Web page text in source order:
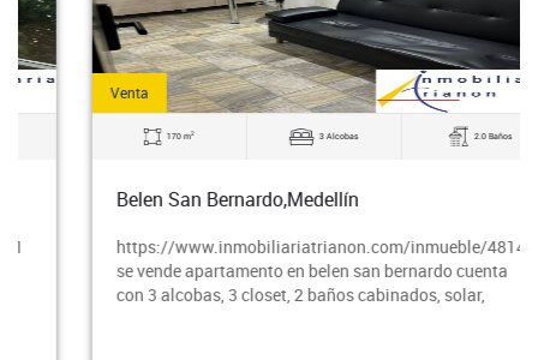
3 Alcobas 2.0 Baños
Belen San Bernardo,Medellín
https://www.inmobiliariatrianon.com/inmueble/4814
se vende apartamento en belen san bernardo cuenta
con 3 alcobas, 3 closet, 2 baños cabinados, solar,